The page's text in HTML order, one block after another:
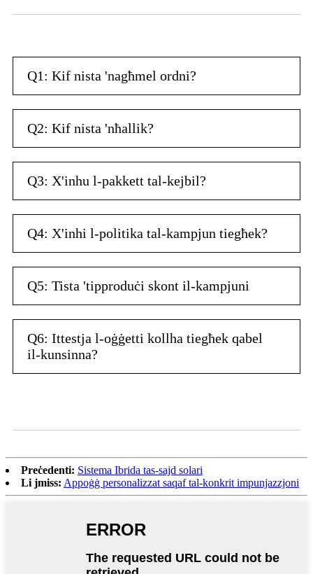
Q1: Kif nista 'nagħmel ordni?
Q2: Kif nista 'nħallik?
Q3: X'inhu l-pakkett tal-kejbil?
Q4: X'inhi l-politika tal-kampjun tiegħek?
Q5: Tista 'tipproduċi skont il-kampjuni
Q6: Ittestja l-oġġetti kollha tiegħek qabel
il-kunsinna?
Preċedenti: Sistema Ibrida tas-sajd solari
Li jmiss: Appoġġ personalizzat saqaf tal-konkrit impunjazzjoni